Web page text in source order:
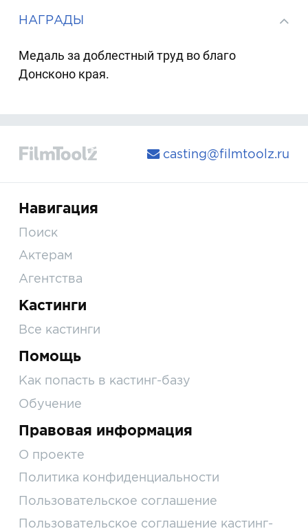
НАГРАДЫ
Медаль за доблестный труд во благо
Донсконо края.
casting@filmtoolz.ru
Навигация
Поиск
Актерам
Агентства
Кастинги
Все кастинги
Помощь
Как попасть в кастинг-базу
Обучение
Правовая информация
О проекте
Политика конфиденциальности
Пользовательское соглашение
Пользовательское соглашение кастинг-